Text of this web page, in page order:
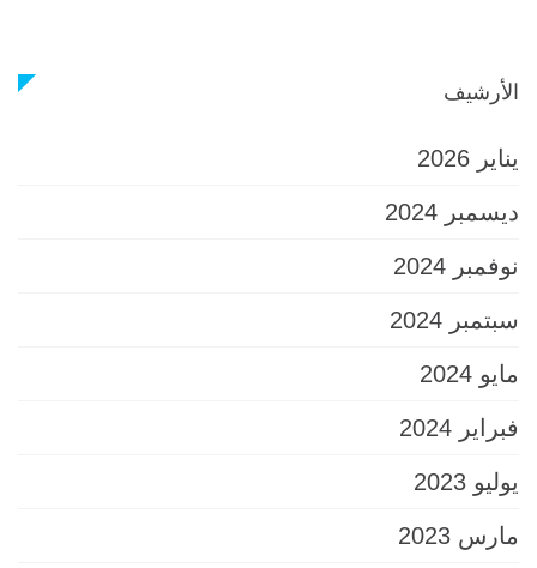
الأرشيف
يناير 2026
ديسمبر 2024
نوفمبر 2024
سبتمبر 2024
مايو 2024
فبراير 2024
يوليو 2023
مارس 2023